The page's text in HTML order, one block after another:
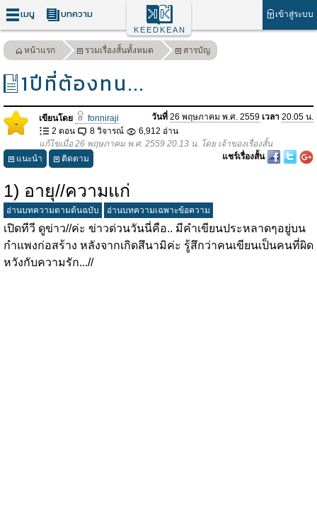
เมนู บทความ เข้าสู่ระบบ
KEEDKEAN
หน้าแรก รวมเรื่องสั้นทั้งหมด สารบัญ
1ปีที่ต้องทน...
- เขียนโดย fonniraji วันที่ 26 พฤษภาคม พ.ศ. 2559 เวลา 20.05 น.
2 ตอน
8 วิจารณ์
6,912 อ่าน
แก้ไขเมื่อ 26 พฤษภาคม พ.ศ. 2559 20.13 น. โดย เจ้าของเรื่องสั้น
แนะนำ
ติดตาม แชร์เรื่องสั้น
1) อายุ//ความแก่
อ่านบทความตามต้นฉบับ อ่านบทความเฉพาะข้อความ
เปิดทีวี ดูข่าว//ค่ะ ข่าวด่วนวันนี่คือ.. มีคำเขียนประหลาดๆอยู่บน
กำแพงก่อสร้าง หลังจากเกิดสึนามิค่ะ รู้สึกว่าคนเขียนเป็นคนที่ผิด
หวังกับความรัก...//